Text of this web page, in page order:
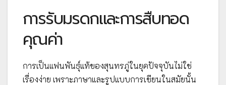
การรับมรดกและการสืบทอด
คุณค่า
การเป็นแฟนพันธุ์แท้ของสุนทรภู่ในยุคปัจจุบันไม่ใช่
เรื่องง่าย เพราะภาษาและรูปแบบการเขียนในสมัยนั้น